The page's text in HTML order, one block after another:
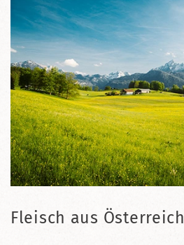
Fleisch aus Österreich